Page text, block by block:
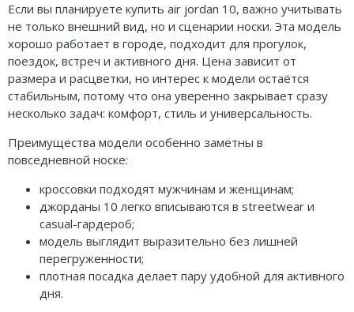
Если вы планируете купить air jordan 10, важно учитывать
не только внешний вид, но и сценарии носки. Эта модель
хорошо работает в городе, подходит для прогулок,
поездок, встреч и активного дня. Цена зависит от
размера и расцветки, но интерес к модели остаётся
стабильным, потому что она уверенно закрывает сразу
несколько задач: комфорт, стиль и универсальность.
Преимущества модели особенно заметны в
повседневной носке:
кроссовки подходят мужчинам и женщинам;
джорданы 10 легко вписываются в streetwear и
casual-гардероб;
модель выглядит выразительно без лишней
перегруженности;
плотная посадка делает пару удобной для активного
дня.